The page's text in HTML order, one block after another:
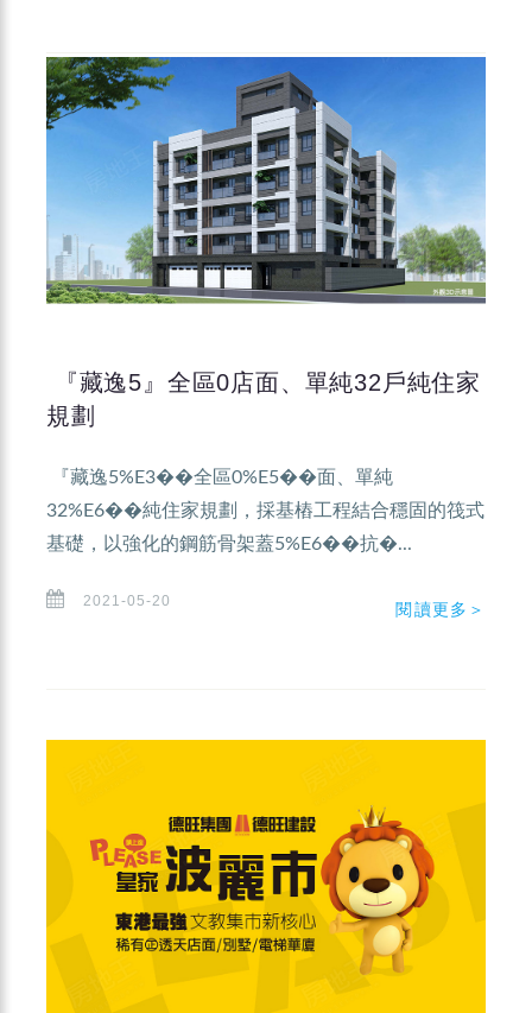
『藏逸5』全區0店面、單純32戶純住家
規劃
『藏逸5%E3��全區0%E5��面、單純
32%E6��純住家規劃，採基樁工程結合穩固的筏式
基礎，以強化的鋼筋骨架蓋5%E6��抗�...
2021-05-20 閱讀更多＞